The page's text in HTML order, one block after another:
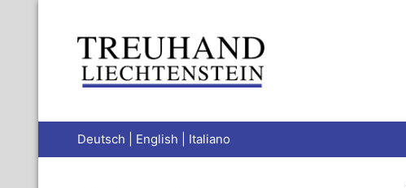
Deutsch English Italiano